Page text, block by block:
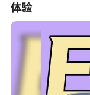
体验